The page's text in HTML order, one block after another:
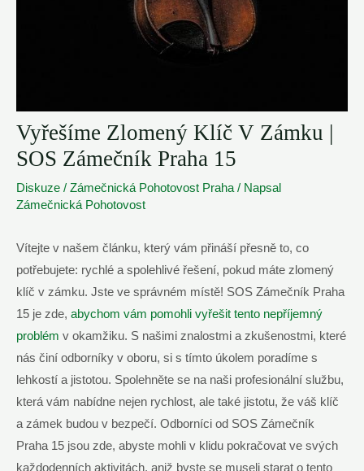
Vyřešíme Zlomený Klíč V Zámku |
SOS Zámečník Praha 15
Diskuze / Zámečnická Pohotovost Praha / Napsal
Zámečnická Pohotovost
Vítejte v našem článku, který vám přináší přesně to, co
potřebujete: rychlé a spolehlivé řešení, pokud máte zlomený
klíč v zámku. Jste ve správném místě! SOS Zámečník Praha
15 je zde, abychom vám pomohli vyřešit tento nepříjemný
problém v okamžiku. S našimi znalostmi a zkušenostmi, které
nás činí odborníky v oboru, si s tímto úkolem poradíme s
lehkostí a jistotou. Spolehněte se na naši profesionální službu,
která vám nabídne nejen rychlost, ale také jistotu, že váš klíč
a zámek budou v bezpečí. Odborníci od SOS Zámečník
Praha 15 jsou zde, abyste mohli v klidu pokračovat ve svých
každodenních aktivitách, aniž byste se museli starat o tento